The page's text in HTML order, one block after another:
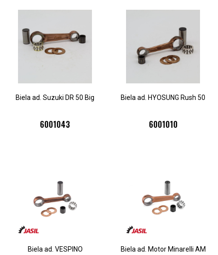
Biela ad. Suzuki DR 50 Big
6001043
Biela ad. HYOSUNG Rush 50
6001010
Biela ad. VESPINO Biela ad. Motor Minarelli AM